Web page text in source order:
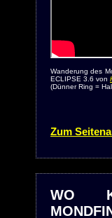
Wanderung des
ECLIPSE 3.6 von
(Dünner Ring =
Zum
WO